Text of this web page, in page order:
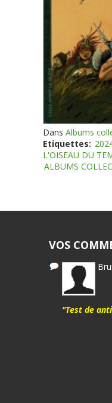
Dans Albums
Etiquettes:
L'OISEAU DU
ALBUMS
VOS
"Test de